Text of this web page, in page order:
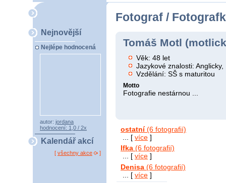
Nejnovější
Nejlépe hodnocená
autor: jordana
hodnocení: 1,0 / 2x
Kalendář akcí
[ všechny akce ]
Fotograf /
Tomáš Motl
Věk: 48 let
Jazykové znalosti: Anglicky,
Vzdělání: SŠ s maturitou
Motto
Fotografie nestárnou ...
ostatní(6 fotografií)
... [ více ]
Ifka (6 fotografií)
... [ více ]
Denisa (6 fotografií)
... [ více ]